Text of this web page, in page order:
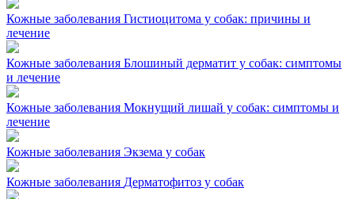
Кожные заболевания Гистиоцитома у собак: причины и
лечение
Кожные заболевания Блошиный дерматит у собак: симптомы
и лечение
Кожные заболевания Мокнущий лишай у собак: симптомы и
лечение
Кожные заболевания Экзема у собак
Кожные заболевания Дерматофитоз у собак